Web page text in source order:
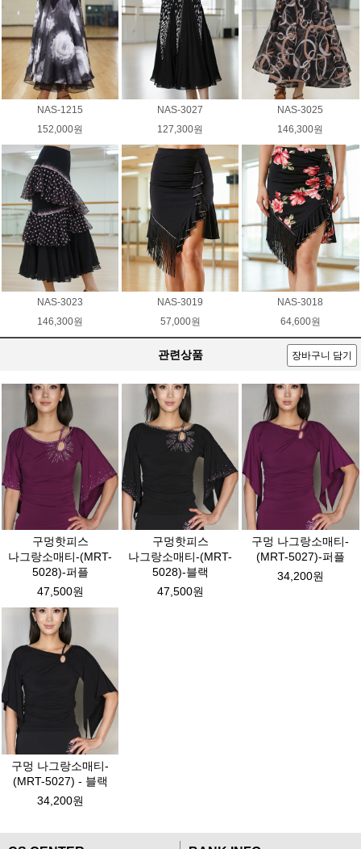
NAS-1215
152,000원
NAS-3027
127,300원
NAS-3025
146,300원
NAS-3023
146,300원
NAS-3019
57,000원
NAS-3018
64,600원
관련상품 장바구니 담기
구멍핫피스
나그랑소매티-(MRT-
5028)-퍼플
47,500원
구멍핫피스
나그랑소매티-(MRT-
5028)-블랙
47,500원
구멍 나그랑소매티-
(MRT-5027)-퍼플
34,200원
구멍 나그랑소매티-
(MRT-5027) - 블랙
34,200원